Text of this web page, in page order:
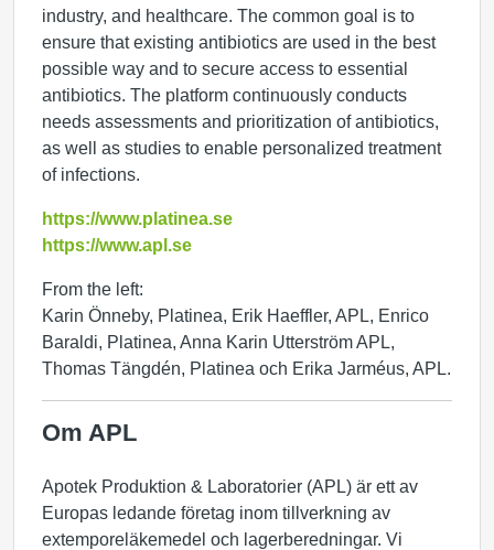
industry, and healthcare. The common goal is to
ensure that existing antibiotics are used in the best
possible way and to secure access to essential
antibiotics. The platform continuously conducts
needs assessments and prioritization of antibiotics,
as well as studies to enable personalized treatment
of infections.
https://www.platinea.se
https://www.apl.se
From the left:
Karin Önneby, Platinea, Erik Haeffler, APL, Enrico
Baraldi, Platinea, Anna Karin Utterström APL,
Thomas Tängdén, Platinea och Erika Jarméus, APL.
Om APL
Apotek Produktion & Laboratorier (APL) är ett av
Europas ledande företag inom tillverkning av
extemporeläkemedel och lagerberedningar. Vi